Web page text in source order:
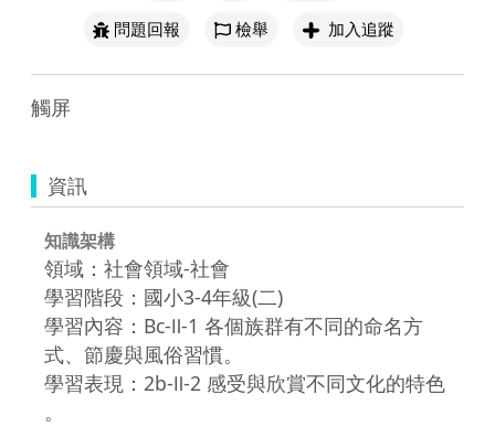
問題回報
檢舉 加入追蹤
觸屏
資訊
知識架構
領域：社會領域-社會
學習階段：國小3-4年級(二)
學習內容：Bc-Ⅱ-1 各個族群有不同的命名方
式、節慶與風俗習慣。
學習表現：2b-Ⅱ-2 感受與欣賞不同文化的特色
。